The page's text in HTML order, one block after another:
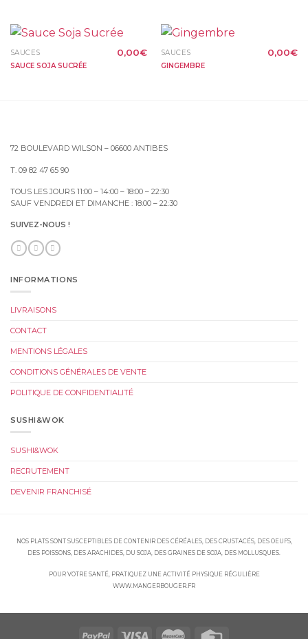
SAUCES
SAUCE SOJA SUCRÉE
0,00€
SAUCES
GINGEMBRE
0,00€
72 BOULEVARD WILSON – 06600 ANTIBES
T. 09 82 47 65 90
TOUS LES JOURS 11:00 – 14:00 – 18:00 – 22:30
SAUF VENDREDI ET DIMANCHE : 18:00 – 22:30
SUIVEZ-NOUS !
INFORMATIONS
LIVRAISONS
CONTACT
MENTIONS LÉGALES
CONDITIONS GÉNÉRALES DE VENTE
POLITIQUE DE CONFIDENTIALITÉ
SUSHI&WOK
SUSHI&WOK
RECRUTEMENT
DEVENIR FRANCHISÉ
NOS PLATS SONT SUSCEPTIBLES DE CONTENIR DES CÉRÉALES, DES CRUSTACÉS, DES OEUFS,
DES POISSONS, DES ARACHIDES, DU SOJA, DES GRAINES DE SOJA, DES MOLLUSQUES.
POUR VOTRE SANTÉ, PRATIQUEZ UNE ACTIVITÉ PHYSIQUE RÉGULIÈRE
WWW.MANGERBOUGER.FR